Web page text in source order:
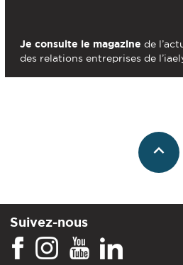
Je consulte le magazine de
des relations entreprises de
Suivez-nous